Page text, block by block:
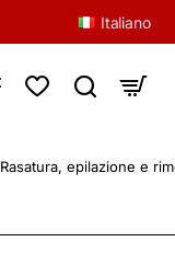
Italiano
Rasatura, epilazione e